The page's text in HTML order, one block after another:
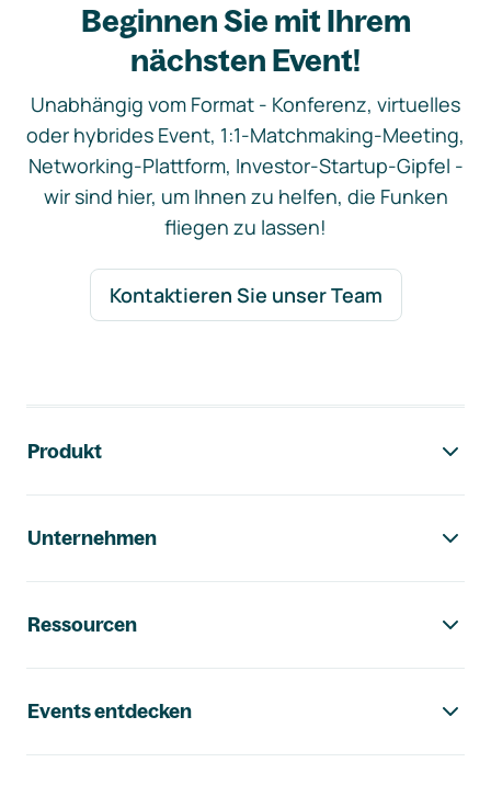
Beginnen Sie mit Ihrem
nächsten Event!
Unabhängig vom Format - Konferenz, virtuelles
oder hybrides Event, 1:1-Matchmaking-Meeting,
Networking-Plattform, Investor-Startup-Gipfel -
wir sind hier, um Ihnen zu helfen, die Funken
fliegen zu lassen!
Kontaktieren Sie unser Team
Produkt
Unternehmen
Ressourcen
Events entdecken